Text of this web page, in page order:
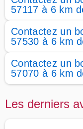
57117 à 6 km
Contactez un
57530 à 6 km
Contactez un
57070 à 6 km
Les derniers